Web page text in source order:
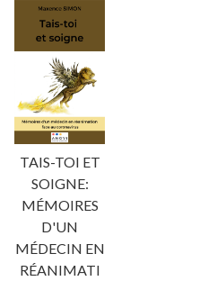
TAIS-TOI ET
SOIGNE:
MÉMOIRES
D'UN
MÉDECIN EN
RÉANIMATI